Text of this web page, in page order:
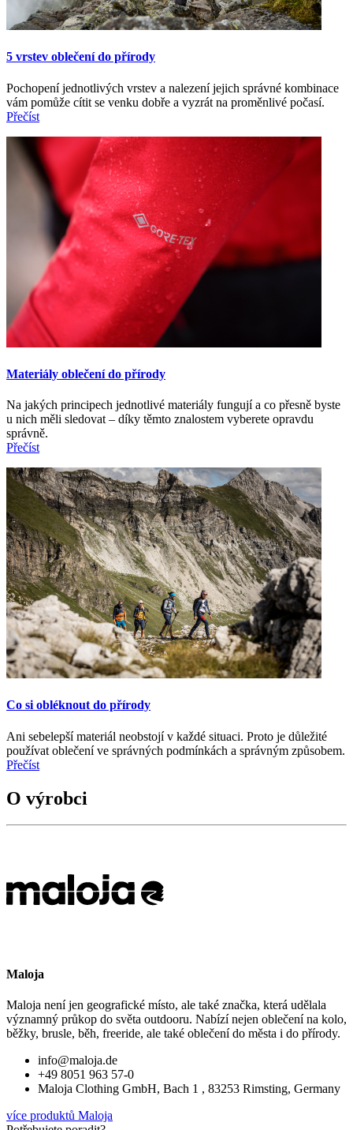
5 vrstev oblečení do přírody
Pochopení jednotlivých vrstev a nalezení jejich správné kombinace
vám pomůže cítit se venku dobře a vyzrát na proměnlivé počasí.
Přečíst
Materiály oblečení do přírody
Na jakých principech jednotlivé materiály fungují a co přesně byste
u nich měli sledovat – díky těmto znalostem vyberete opravdu
správně.
Přečíst
Co si obléknout do přírody
Ani sebelepší materiál neobstojí v každé situaci. Proto je důležité
používat oblečení ve správných podmínkách a správným způsobem.
Přečíst
O výrobci
Maloja
Maloja není jen geografické místo, ale také značka, která udělala
významný průkop do světa outdooru. Nabízí nejen oblečení na kolo,
běžky, brusle, běh, freeride, ale také oblečení do města i do přírody.
info@maloja.de
+49 8051 963 57-0
Maloja Clothing GmbH, Bach 1 , 83253 Rimsting, Germany
více produktů Maloja